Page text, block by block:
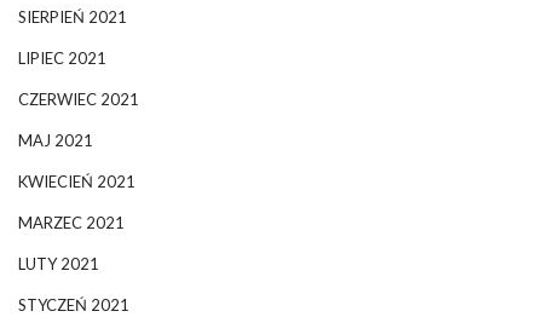
SIERPIEŃ 2021
LIPIEC 2021
CZERWIEC 2021
MAJ 2021
KWIECIEŃ 2021
MARZEC 2021
LUTY 2021
STYCZEŃ 2021